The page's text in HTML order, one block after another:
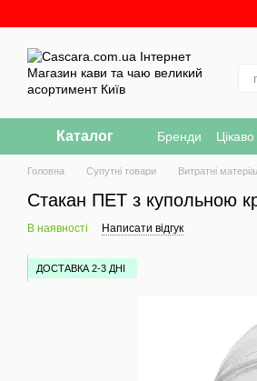
Каталог Бренди
Головна Супутні товари Витратні
Стакан ПЕТ з купольною
В наявності Написати відгук
ДОСТАВКА 2-3 ДНІ